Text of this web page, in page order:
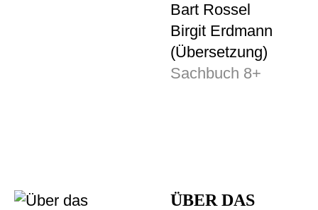
Bart Rossel
Birgit Erdmann
(Übersetzung)
Sachbuch 8+
ÜBER DAS